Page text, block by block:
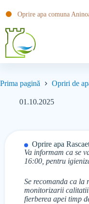
Oprire apa comuna
Prima pagină Opriri de
01.10.2025
Oprire apa
Va informam ca se
16:00, pentru
Se recomanda ca la
monitorizarii calitatii
fierberea apei timp